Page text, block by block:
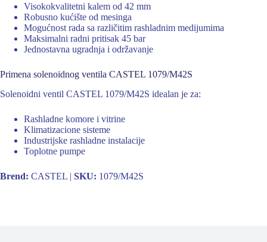
Visokokvalitetni kalem od 42 mm
Robusno kućište od mesinga
Mogućnost rada sa različitim rashladnim medijumima
Maksimalni radni pritisak 45 bar
Jednostavna ugradnja i održavanje
Primena solenoidnog ventila CASTEL 1079/M42S
Solenoidni ventil CASTEL 1079/M42S idealan je za:
Rashladne komore i vitrine
Klimatizacione sisteme
Industrijske rashladne instalacije
Toplotne pumpe
Brend: CASTEL | SKU: 1079/M42S